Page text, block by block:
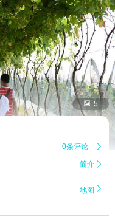
 5
0条评论 
简介 
地图 